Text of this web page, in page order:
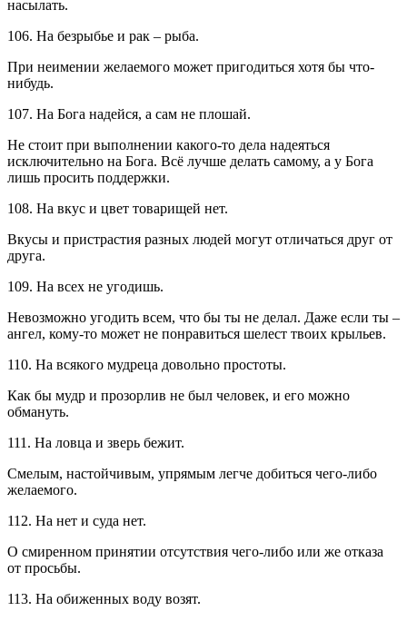
насылать.
106. На безрыбье и рак – рыба.
При неимении желаемого может пригодиться хотя бы что-
нибудь.
107. На Бога надейся, а сам не плошай.
Не стоит при выполнении какого-то дела надеяться
исключительно на Бога. Всё лучше делать самому, а у Бога
лишь просить поддержки.
108. На вкус и цвет товарищей нет.
Вкусы и пристрастия разных людей могут отличаться друг от
друга.
109. На всех не угодишь.
Невозможно угодить всем, что бы ты не делал. Даже если ты –
ангел, кому-то может не понравиться шелест твоих крыльев.
110. На всякого мудреца довольно простоты.
Как бы мудр и прозорлив не был человек, и его можно
обмануть.
111. На ловца и зверь бежит.
Смелым, настойчивым, упрямым легче добиться чего-либо
желаемого.
112. На нет и суда нет.
О смиренном принятии отсутствия чего-либо или же отказа
от просьбы.
113. На обиженных воду возят.